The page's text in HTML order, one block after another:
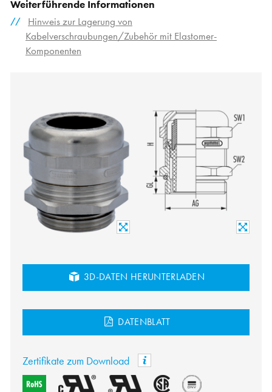
Weiterführende Informationen
Hinweis zur Lagerung von
Kabelverschraubungen/Zubehör mit Elastomer-
Komponenten
3D-DATEN HERUNTERLADEN
DATENBLATT
Zertifikate zum Download